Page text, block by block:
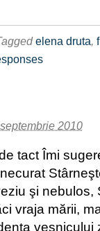
elena druta,
2010
tact Îmi
şi nebulos,
vraja mării,